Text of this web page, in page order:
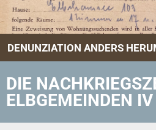
DENUNZIATION ANDERS
DIE
ELBGEMEINDEN IV